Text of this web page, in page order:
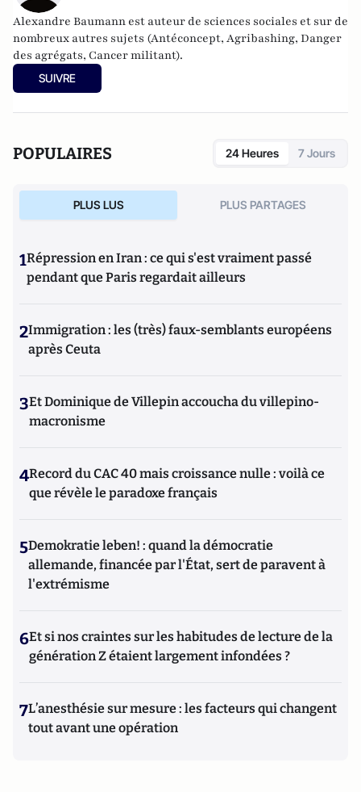
Alexandre Baumann est auteur de sciences sociales et sur de
nombreux autres sujets (Antéconcept, Agribashing, Danger
des agrégats, Cancer militant).
SUIVRE
POPULAIRES 24 Heures 7 Jours
PLUS LUS PLUS PARTAGES
1Répression en Iran : ce qui s'est vraiment passé
pendant que Paris regardait ailleurs
2Immigration : les (très) faux-semblants européens
après Ceuta
3Et Dominique de Villepin accoucha du villepino-
macronisme
4Record du CAC 40 mais croissance nulle : voilà ce
que révèle le paradoxe français
5Demokratie leben! : quand la démocratie
allemande, financée par l'État, sert de paravent à
l'extrémisme
6Et si nos craintes sur les habitudes de lecture de la
génération Z étaient largement infondées ?
7L’anesthésie sur mesure : les facteurs qui changent
tout avant une opération